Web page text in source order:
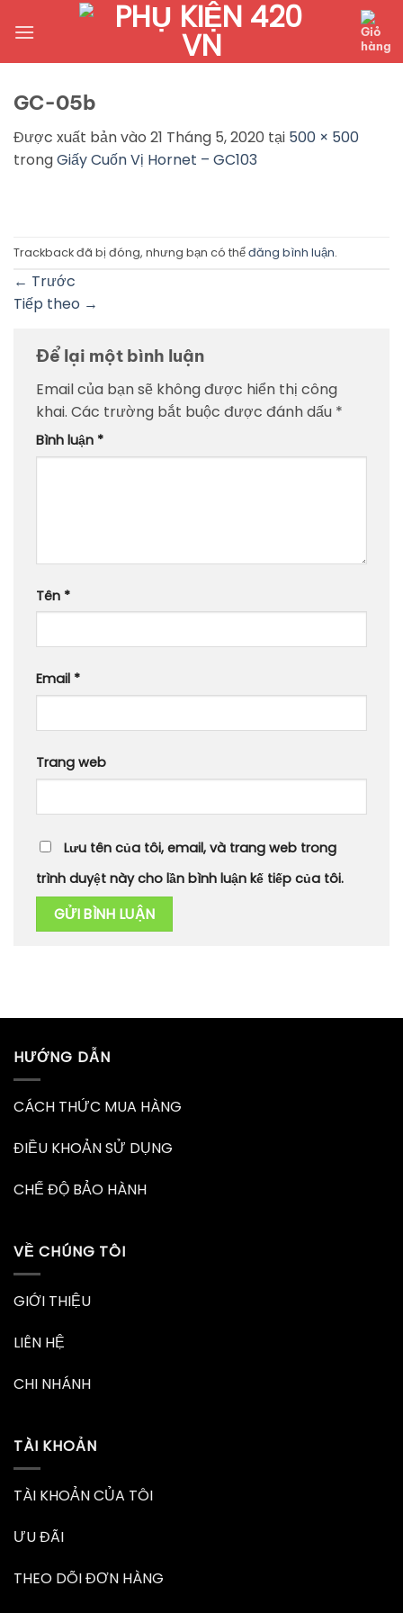
qua
GC-05b
Được xuất bản vào 21 Tháng 5, 2020 tại 500 × 500
trongGiấy Cuốn Vị Hornet – GC103
Trackback đã bị đóng, nhưng bạn có thểđăng bình luận.
← Trước
Tiếp theo →
Để lại một bình luận
Email của bạn sẽ không được hiển thị công
khai. Các trường bắt buộc được đánh dấu *
Bình luận *
Tên *
Email *
Trang web
Lưu tên của tôi, email, và trang web trong
trình duyệt này cho lần bình luận kế tiếp của tôi.
HƯỚNG DẪN
CÁCH THỨC MUA HÀNG
ĐIỀU KHOẢN SỬ DỤNG
CHẾ ĐỘ BẢO HÀNH
VỀ CHÚNG TÔI
GIỚI THIỆU
LIÊN HỆ
CHI NHÁNH
TÀI KHOẢN
TÀI KHOẢN CỦA TÔI
ƯU ĐÃI
THEO DÕI ĐƠN HÀNG